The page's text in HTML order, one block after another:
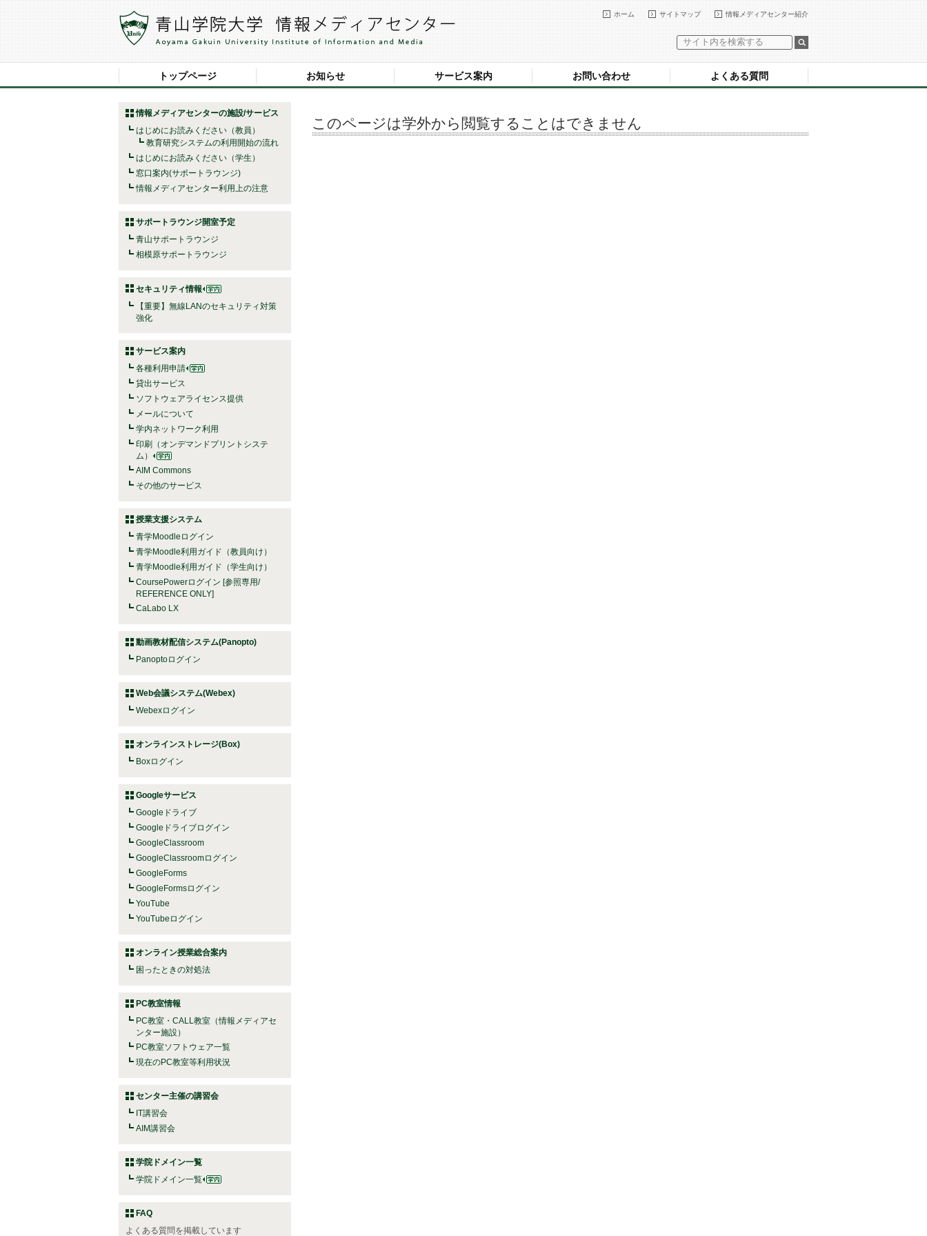
情報メディアセンター紹介
サイトマップ
ホーム
トップページ お知らせ サービス案内 お問い合わせ よくある質問
情報メディアセンターの施設/サービス
はじめにお読みください（教員）
教育研究システムの利用開始の流れ
はじめにお読みください（学生）
窓口案内(サポートラウンジ)
情報メディアセンター利用上の注意
サポートラウンジ開室予定
青山サポートラウンジ
相模原サポートラウンジ
セキュリティ情報
【重要】無線LANのセキュリティ対策
強化
サービス案内
各種利用申請
貸出サービス
ソフトウェアライセンス提供
メールについて
学内ネットワーク利用
印刷（オンデマンドプリントシステ
ム）
AIM Commons
その他のサービス
授業支援システム
青学Moodleログイン
青学Moodle利用ガイド（教員向け）
青学Moodle利用ガイド（学生向け）
CoursePowerログイン [参照専用/
REFERENCE ONLY]
CaLabo LX
動画教材配信システム(Panopto)
Panoptoログイン
Web会議システム(Webex)
Webexログイン
オンラインストレージ(Box)
Boxログイン
Googleサービス
Googleドライブ
Googleドライブログイン
GoogleClassroom
GoogleClassroomログイン
GoogleForms
GoogleFormsログイン
YouTube
YouTubeログイン
オンライン授業総合案内
困ったときの対処法
PC教室情報
PC教室・CALL教室（情報メディアセ
ンター施設）
PC教室ソフトウェア一覧
現在のPC教室等利用状況
センター主催の講習会
IT講習会
AIM講習会
学院ドメイン一覧
学院ドメイン一覧
FAQ
よくある質問を掲載しています
このページは学外から閲覧することはできません